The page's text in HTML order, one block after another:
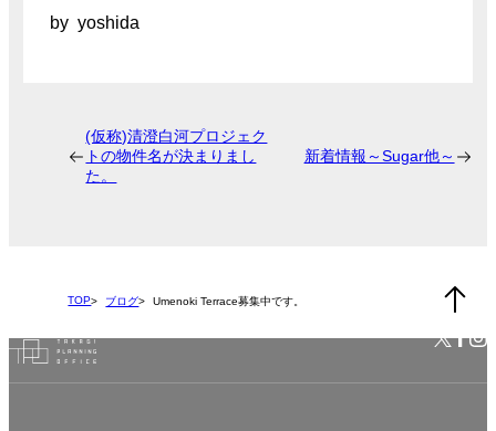
by yoshida
(仮称)清澄白河プロジェク
トの物件名が決まりまし
た。
新着情報～Sugar他～
TOP ブログ Umenoki Terrace募集中です。